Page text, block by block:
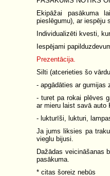
Ekipāžai pasākuma
pieslēgumu), ar iespēju
Individualizēti kvesti,
Iespējami
Prezentācija.
Silti (atcerieties šo
- apgādāties ar gumijas
- turet pa rokai plēves
ar mieru laist savā auto
- lukturīši, lukturi,
Ja jums liksies pa
vieglu bijusi.
Dažādas veicināšanas
pasākuma.
* citas šoreiz nebūs